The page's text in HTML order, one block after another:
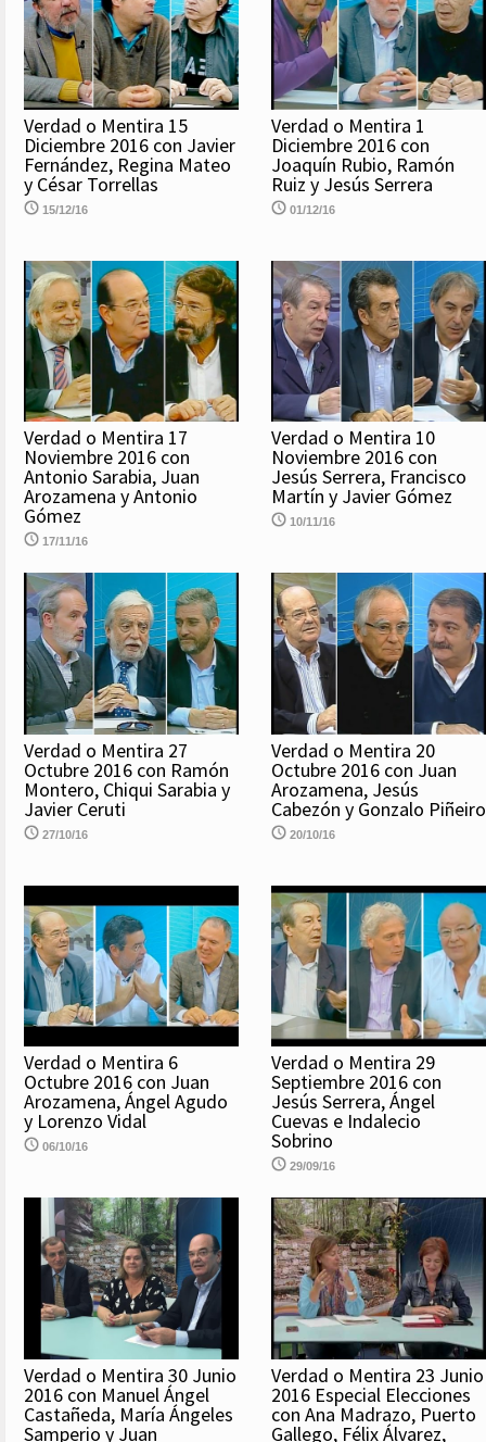
Verdad o Mentira 15
Diciembre 2016 con Javier
Fernández, Regina Mateo
y César Torrellas
15/12/16
Verdad o Mentira 1
Diciembre 2016 con
Joaquín Rubio, Ramón
Ruiz y Jesús Serrera
01/12/16
Verdad o Mentira 17
Noviembre 2016 con
Antonio Sarabia, Juan
Arozamena y Antonio
Gómez
17/11/16
Verdad o Mentira 10
Noviembre 2016 con
Jesús Serrera, Francisco
Martín y Javier Gómez
10/11/16
Verdad o Mentira 27
Octubre 2016 con Ramón
Montero, Chiqui Sarabia y
Javier Ceruti
27/10/16
Verdad o Mentira 20
Octubre 2016 con Juan
Arozamena, Jesús
Cabezón y Gonzalo Piñeiro
20/10/16
Verdad o Mentira 6
Octubre 2016 con Juan
Arozamena, Ángel Agudo
y Lorenzo Vidal
06/10/16
Verdad o Mentira 29
Septiembre 2016 con
Jesús Serrera, Ángel
Cuevas e Indalecio
Sobrino
29/09/16
Verdad o Mentira 30 Junio
2016 con Manuel Ángel
Castañeda, María Ángeles
Samperio y Juan
Verdad o Mentira 23 Junio
2016 Especial Elecciones
con Ana Madrazo, Puerto
Gallego, Félix Álvarez,